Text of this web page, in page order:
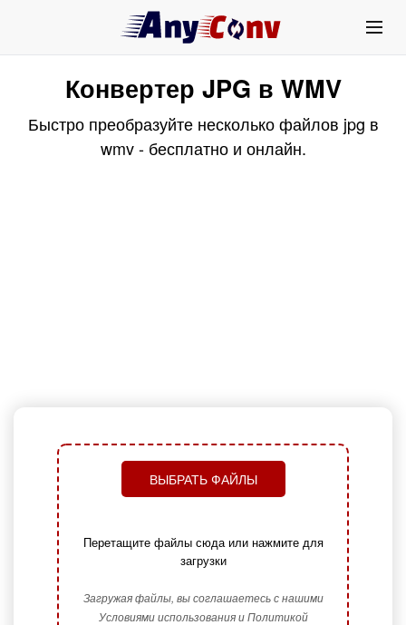
Конвертер JPG в WMV
Быстро преобразуйте несколько файлов jpg в
wmv - бесплатно и онлайн.
ВЫБРАТЬ ФАЙЛЫ
Перетащите файлы сюда или нажмите для
загрузки
Загружая файлы, вы соглашаетесь с нашими
Условиями использования и Политикой